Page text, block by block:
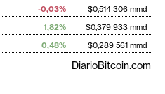
-0,03%
$0,514 306 mmd
1,82%
$0,379 933 mmd
0,48% $0,289 561 mmd
DiarioBitcoin.com